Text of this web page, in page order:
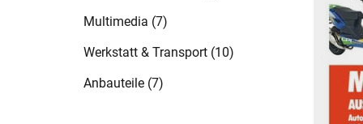
Multimedia (7)
Werkstatt & Transport (10)
Anbauteile (7)